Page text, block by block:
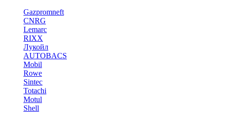
Gazpromneft
CNRG
Lemarc
RIXX
Лукойл
AUTOBACS
Mobil
Rowe
Sintec
Totachi
Motul
Shell